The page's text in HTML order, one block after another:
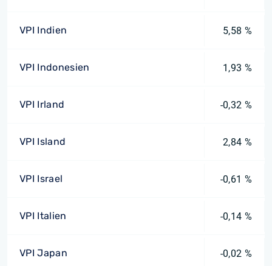
VPI Indien 5,58 %
VPI Indonesien 1,93 %
VPI Irland -0,32 %
VPI Island 2,84 %
VPI Israel -0,61 %
VPI Italien -0,14 %
VPI Japan -0,02 %